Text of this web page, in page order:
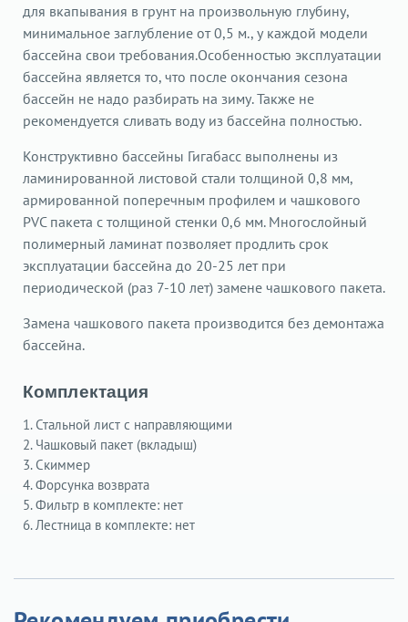
для вкапывания в грунт на произвольную глубину,
минимальное заглубление от 0,5 м., у каждой модели
бассейна свои требования.Особенностью эксплуатации
бассейна является то, что после окончания сезона
бассейн не надо разбирать на зиму. Также не
рекомендуется сливать воду из бассейна полностью.
Конструктивно бассейны Гигабасс выполнены из
ламинированной листовой стали толщиной 0,8 мм,
армированной поперечным профилем и чашкового
PVC пакета с толщиной стенки 0,6 мм. Многослойный
полимерный ламинат позволяет продлить срок
эксплуатации бассейна до 20-25 лет при
периодической (раз 7-10 лет) замене чашкового пакета.
Замена чашкового пакета производится без демонтажа
бассейна.
Комплектация
1. Стальной лист с направляющими
2. Чашковый пакет (вкладыш)
3. Скиммер
4. Форсунка возврата
5. Фильтр в комплекте: нет
6. Лестница в комплекте: нет